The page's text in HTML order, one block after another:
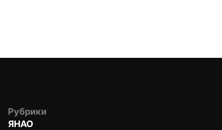
Рубрики
ЯНАО